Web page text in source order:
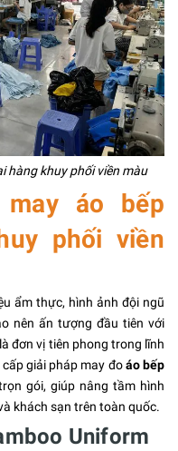
hàng khuy phối viền màu
may áo bếp
phối viền
ẩm thực, hình ảnh đội ngũ
nên ấn tượng đầu tiên với
đơn vị tiên phong trong lĩnh
giải pháp may đoáo bếp
gói, giúp nâng tầm hình
khách sạn trên toàn quốc.
Uniform